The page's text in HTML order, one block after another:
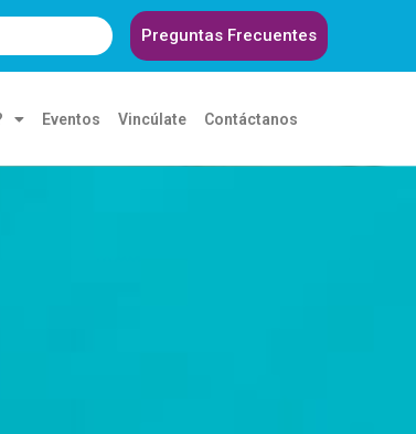
Preguntas Frecuentes
Eventos Vincúlate Contáctanos